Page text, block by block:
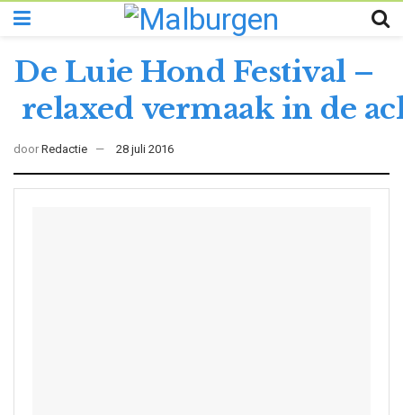
De Luie Hond Festival –
relaxed vermaak in de
door Redactie 28 juli 2016